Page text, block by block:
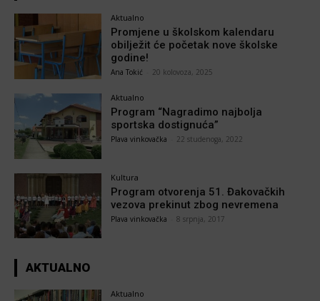
Aktualno
Promjene u školskom kalendaru
obilježit će početak nove školske
godine!
Ana Tokić 20 kolovoza, 2025
Aktualno
Program “Nagradimo najbolja
sportska dostignuća”
Plava vinkovačka 22 studenoga, 2022
Kultura
Program otvorenja 51. Đakovačkih
vezova prekinut zbog nevremena
Plava vinkovačka 8 srpnja, 2017
AKTUALNO
Aktualno